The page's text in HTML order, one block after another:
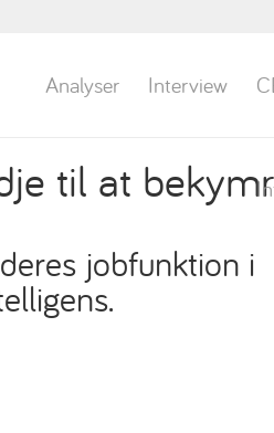
Analyser Interview
til at
jobfunktion i